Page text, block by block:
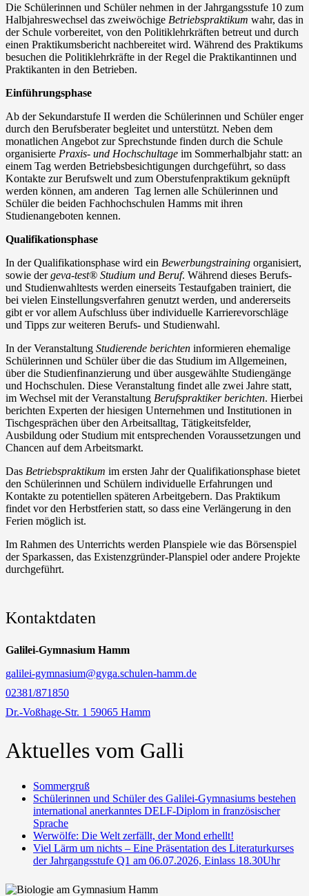
Die Schülerinnen und Schüler nehmen in der Jahrgangsstufe 10 zum
Halbjahreswechsel das zweiwöchige Betriebspraktikum wahr, das in
der Schule vorbereitet, von den Politiklehrkräften betreut und durch
einen Praktikumsbericht nachbereitet wird. Während des Praktikums
besuchen die Politiklehrkräfte in der Regel die Praktikantinnen und
Praktikanten in den Betrieben.
Einführungsphase
Ab der Sekundarstufe II werden die Schülerinnen und Schüler enger
durch den Berufsberater begleitet und unterstützt. Neben dem
monatlichen Angebot zur Sprechstunde finden durch die Schule
organisierte Praxis- und Hochschultage im Sommerhalbjahr statt: an
einem Tag werden Betriebsbesichtigungen durchgeführt, so dass
Kontakte zur Berufswelt und zum Oberstufenpraktikum geknüpft
werden können, am anderen Tag lernen alle Schülerinnen und
Schüler die beiden Fachhochschulen Hamms mit ihren
Studienangeboten kennen.
Qualifikationsphase
In der Qualifikationsphase wird ein Bewerbungstraining organisiert,
sowie dergeva-test® Studium und Beruf. Während dieses Berufs-
und Studienwahltests werden einerseits Testaufgaben trainiert, die
bei vielen Einstellungsverfahren genutzt werden, und andererseits
gibt er vor allem Aufschluss über individuelle Karrierevorschläge
und Tipps zur weiteren Berufs- und Studienwahl.
In der Veranstaltung Studierende berichten informieren ehemalige
Schülerinnen und Schüler über die das Studium im Allgemeinen,
über die Studienfinanzierung und über ausgewählte Studiengänge
und Hochschulen. Diese Veranstaltung findet alle zwei Jahre statt,
im Wechsel mit der Veranstaltung Berufspraktiker berichten. Hierbei
berichten Experten der hiesigen Unternehmen und Institutionen in
Tischgesprächen über den Arbeitsalltag, Tätigkeitsfelder,
Ausbildung oder Studium mit entsprechenden Voraussetzungen und
Chancen auf dem Arbeitsmarkt.
Das Betriebspraktikum im ersten Jahr der Qualifikationsphase bietet
den Schülerinnen und Schülern individuelle Erfahrungen und
Kontakte zu potentiellen späteren Arbeitgebern. Das Praktikum
findet vor den Herbstferien statt, so dass eine Verlängerung in den
Ferien möglich ist.
Im Rahmen des Unterrichts werden Planspiele wie das Börsenspiel
der Sparkassen, das Existenzgründer-Planspiel oder andere Projekte
durchgeführt.
Kontaktdaten
Galilei-Gymnasium Hamm
galilei-gymnasium@gyga.schulen-hamm.de
02381/871850
Dr.-Voßhage-Str. 1 59065 Hamm
Aktuelles vom Galli
Sommergruß
Schülerinnen und Schüler des Galilei-Gymnasiums bestehen
international anerkanntes DELF-Diplom in französischer
Sprache
Werwölfe: Die Welt zerfällt, der Mond erhellt!
Viel Lärm um nichts – Eine Präsentation des Literaturkurses
der Jahrgangsstufe Q1 am 06.07.2026, Einlass 18.30Uhr